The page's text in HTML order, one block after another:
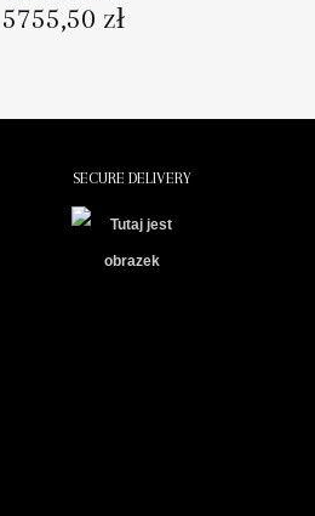
5755,50 zł
SECURE DELIVERY